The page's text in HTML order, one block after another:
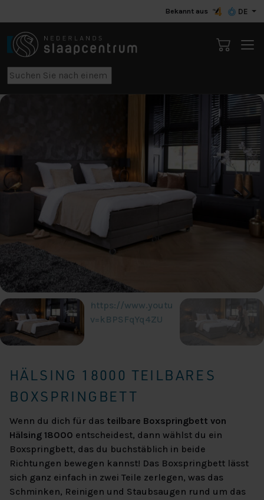
Bekannt aus DE
https://www.youtube.com/watch?
v=kBPSFqYq4ZU
HÄLSING 18000 TEILBARES
BOXSPRINGBETT
Wenn du dich für das teilbare Boxspringbett von
Hälsing 18000 entscheidest, dann wählst du ein
Boxspringbett, das du buchstäblich in beide
Richtungen bewegen kannst! Das Boxspringbett lässt
sich ganz einfach in zwei Teile zerlegen, was das
Schminken, Reinigen und Staubsaugen rund um das